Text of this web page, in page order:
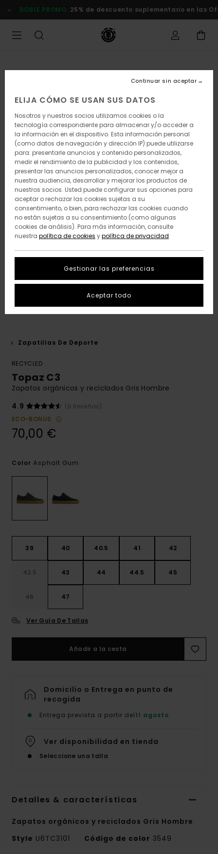
la
DOBLE PROMO 25% de descuento suplementario en las
Zapatillas De Deporte
RECYCLED
Topaz C3
Zapatos orgánicos y reciclados Gris Hombre
4.9
(9 Reseñas)
ECO-BONUS
70,00 €
Color Asphalt Gum
39 40 40.5 41 42
42.5 43 44 44.5 45
46 47
Ver Guía De Tallas
Añadir a la cesta
Domicilio o Entrega en punto de
recogida
Entrega prevista a partir del11 agosto
Ver disponibilidad en tienda
Seleccione una talla
Detalles & características
Zapatos orgánicos y reciclados Gris Hombre
Style U6TC3101 Código de color 3549
ELIJA CÓMO SE USAN SUS DATOS
Nosotros y nuestros socios utilizamos cookies o la
tecnología correspondiente para almacenar y/o acceder a
la información en el dispositivo. Esta información personal
(como datos de navegación y dirección IP) puede utilizarse
para: presentarle anuncios y contenido personalizados,
medir el rendimiento de la publicidad y los contenidos,
presentar las anuncios personalizados, conocer mejor a
nuestra audiencia, desarrollar y mejorar los productos de
nuestros socios. Usted puede configurar sus opciones para
aceptar o rechazar las cookies sujetas a su
consentimiento, o bien, para rechazar las cookies cuando
no están sujetas a su consentimiento (como algunas
cookies de análisis). Para más información, consulte
nuestra política de cookies ypolítica de privacidad
Gestionar las preferencias
Continuar sin aceptar
Aceptar todo